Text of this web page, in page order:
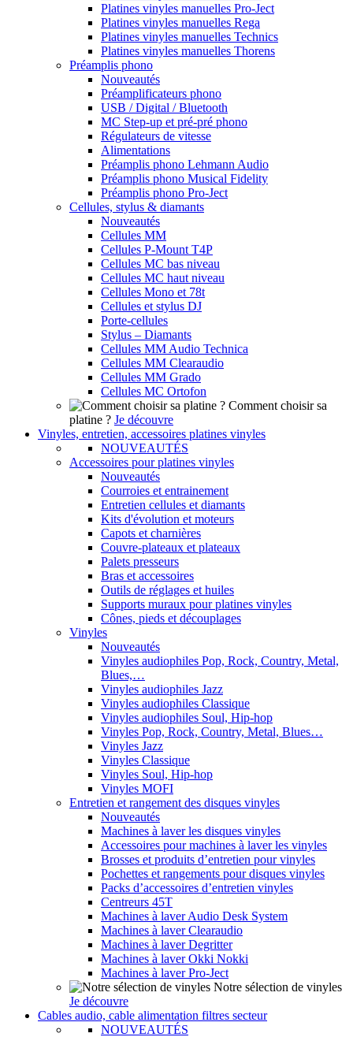
Platines vinyles manuelles Pro-Ject
Platines vinyles manuelles Rega
Platines vinyles manuelles Technics
Platines vinyles manuelles Thorens
Préamplis phono
Nouveautés
Préamplificateurs phono
USB / Digital / Bluetooth
MC Step-up et pré-pré phono
Régulateurs de vitesse
Alimentations
Préamplis phono Lehmann Audio
Préamplis phono Musical Fidelity
Préamplis phono Pro-Ject
Cellules, stylus & diamants
Nouveautés
Cellules MM
Cellules P-Mount T4P
Cellules MC bas niveau
Cellules MC haut niveau
Cellules Mono et 78t
Cellules et stylus DJ
Porte-cellules
Stylus – Diamants
Cellules MM Audio Technica
Cellules MM Clearaudio
Cellules MM Grado
Cellules MC Ortofon
Comment choisir sa
platine ? Je découvre
Vinyles, entretien, accessoires platines vinyles
NOUVEAUTÉS
Accessoires pour platines vinyles
Nouveautés
Courroies et entrainement
Entretien cellules et diamants
Kits d'évolution et moteurs
Capots et charnières
Couvre-plateaux et plateaux
Palets presseurs
Bras et accessoires
Outils de réglages et huiles
Supports muraux pour platines vinyles
Cônes, pieds et découplages
Vinyles
Nouveautés
Vinyles audiophiles Pop, Rock, Country, Metal,
Blues,…
Vinyles audiophiles Jazz
Vinyles audiophiles Classique
Vinyles audiophiles Soul, Hip-hop
Vinyles Pop, Rock, Country, Metal, Blues…
Vinyles Jazz
Vinyles Classique
Vinyles Soul, Hip-hop
Vinyles MOFI
Entretien et rangement des disques vinyles
Nouveautés
Machines à laver les disques vinyles
Accessoires pour machines à laver les vinyles
Brosses et produits d’entretien pour vinyles
Pochettes et rangements pour disques vinyles
Packs d’accessoires d’entretien vinyles
Centreurs 45T
Machines à laver Audio Desk System
Machines à laver Clearaudio
Machines à laver Degritter
Machines à laver Okki Nokki
Machines à laver Pro-Ject
Notre sélection de vinyles
Je découvre
Cables audio, cable alimentation filtres secteur
NOUVEAUTÉS